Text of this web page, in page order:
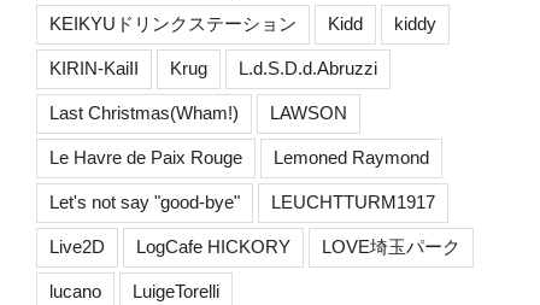
KEIKYUドリンクステーション Kidd kiddy
KIRIN-KaiII Krug L.d.S.D.d.Abruzzi
Last Christmas(Wham!) LAWSON
Le Havre de Paix Rouge Lemoned Raymond
Let's not say "good-bye" LEUCHTTURM1917
Live2D LogCafe HICKORY LOVE埼玉パーク
lucano LuigeTorelli